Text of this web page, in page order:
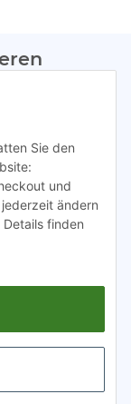
E-Mail zu.
Abonnieren
Sie den
und
ändern
finden